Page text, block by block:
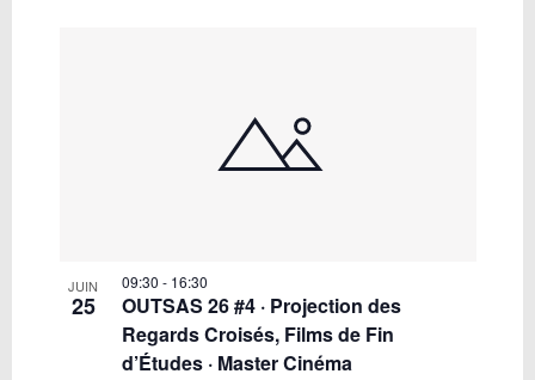
JUIN
25
09:30 - 16:30
OUTSAS 26 #4 · Projection des
Regards Croisés, Films de Fin
d’Études · Master Cinéma